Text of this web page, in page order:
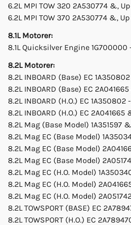
6.2L MPI TOW 320 2A530774 &, Up
6.2L MPI TOW 370 2A530774 &, Up
8.1L Motorer:
8.1L Quicksilver Engine 1G700000 -
8.2L Motorer:
8.2L INBOARD (Base) EC
8.2L INBOARD (Base) EC
8.2L INBOARD (H.O.) EC 1A350802
8.2L INBOARD (H.O.) EC 2A041665
8.2L Mag (Base Model) 1A351597
8.2L Mag EC (Base Model)
8.2L Mag EC (Base Model)
8.2L Mag EC (Base Model)
8.2L Mag EC (H.O. Model)
8.2L Mag EC (H.O. Model)
8.2L Mag EC (H.O. Model)
8.2L TOWSPORT (BASE) EC
8.2L TOWSPORT (H.O.) EC